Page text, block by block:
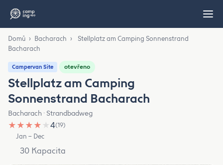
Domů › Bacharach ›
Stellplatz am Camping Sonnenstrand
Bacharach
Campervan Site otevřeno
Stellplatz am Camping
Sonnenstrand Bacharach
Bacharach · Strandbadweg
★ ★ ★ ★ ★4(19)
Jan – Dec
30 Kapacita